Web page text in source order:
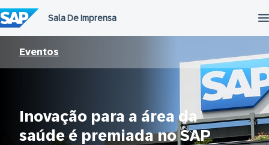
para
o
conteúdo
Eventos
Inovação para a área da
saúde é premiada no SAP